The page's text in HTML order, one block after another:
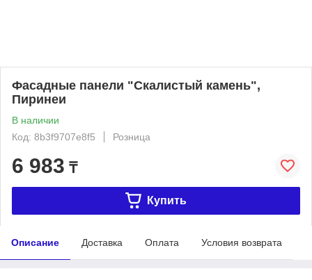
Фасадные панели "Скалистый камень",
Пиринеи
В наличии
Код: 8b3f9707e8f5
Розница
6 983 ₸
Купить
Описание Доставка Оплата Условия возврата